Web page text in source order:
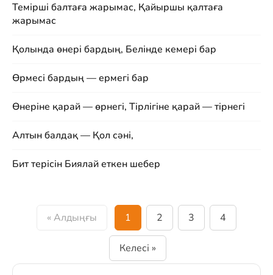
Темірші балтаға жарымас, Қайыршы қалтаға
жарымас
Қолында өнері бардың, Белінде кемері бар
Өрмесі бардың — ермегі бар
Өнеріне қарай — өрнегі, Тірлігіне қарай — тірнегі
Алтын балдақ — Қол сәні,
Бит терісін Биялай еткен шебер
« Алдыңғы 1 2 3 4
Келесі »